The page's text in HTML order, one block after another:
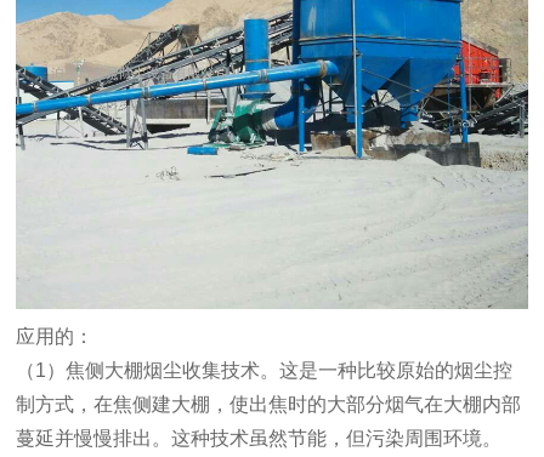
应用的：
（1）焦侧大棚烟尘收集技术。这是一种比较原始的烟尘控
制方式，在焦侧建大棚，使出焦时的大部分烟气在大棚内部
蔓延并慢慢排出。这种技术虽然节能，但污染周围环境。